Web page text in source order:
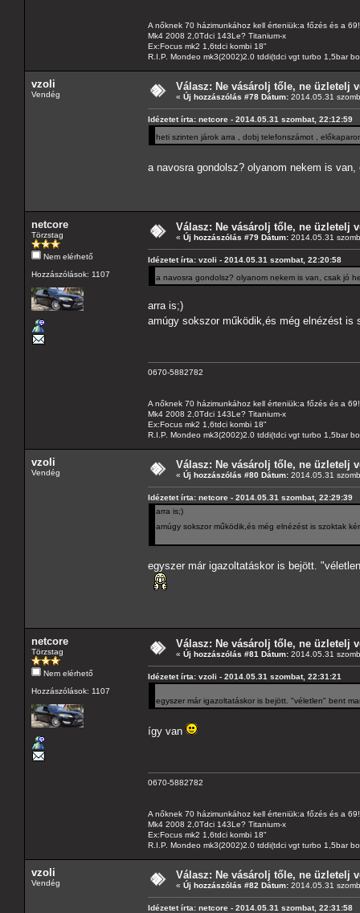
A nőknek 70 házimunkához kell érteniük:a főzés és a 69!
Mk4 2008 2,0Tdci 143Le? Titanium-x
Ex:Focus mk2 1,6tdci kombi 18"
R.I.P. Mondeo mk3(2002)2.0 tddi(tdci vgt turbo 1,5bar
vzoli
Vendég
Válasz: Ne vásárolj tőle, ne üzletelj
« Új hozzászólás #78 Dátum: 2014.05.31
Idézetet írta: netcore - 2014.05.31 szombat, 22:12:59
heti szinten járok arra , dobj telefonszámot ,
a navosra gondolsz? olyanom nekem is
netcore
Törzstag
Nem elérhető
Hozzászólások: 1107
Válasz: Ne vásárolj tőle, ne üzletelj
« Új hozzászólás #79 Dátum: 2014.05.31
Idézetet írta: vzoli - 2014.05.31 szombat, 22:20:58
a navosra gondolsz? olyanom nekem is van, csak jó
arra is;)
amúgy sokszor működik,és még elnézést is
0670-5882782
A nőknek 70 házimunkához kell érteniük:a főzés és a 69!
Mk4 2008 2,0Tdci 143Le? Titanium-x
Ex:Focus mk2 1,6tdci kombi 18"
R.I.P. Mondeo mk3(2002)2.0 tddi(tdci vgt turbo 1,5bar
vzoli
Vendég
Válasz: Ne vásárolj tőle, ne üzletelj
« Új hozzászólás #80 Dátum: 2014.05.31
Idézetet írta: netcore - 2014.05.31 szombat, 22:29:39
arra is;)
amúgy sokszor működik,és még elnézést is szoktak
egyszer már igazoltatáskor is bejött.
netcore
Törzstag
Nem elérhető
Hozzászólások: 1107
Válasz: Ne vásárolj tőle, ne üzletelj
« Új hozzászólás #81 Dátum: 2014.05.31
Idézetet írta: vzoli - 2014.05.31 szombat, 22:31:21
egyszer már igazoltatáskor is bejött. "véletlen" bent
így van
0670-5882782
A nőknek 70 házimunkához kell érteniük:a főzés és a 69!
Mk4 2008 2,0Tdci 143Le? Titanium-x
Ex:Focus mk2 1,6tdci kombi 18"
R.I.P. Mondeo mk3(2002)2.0 tddi(tdci vgt turbo 1,5bar
vzoli
Vendég
Válasz: Ne vásárolj tőle, ne üzletelj
« Új hozzászólás #82 Dátum: 2014.05.31
Idézetet írta: netcore - 2014.05.31 szombat, 22:31:58